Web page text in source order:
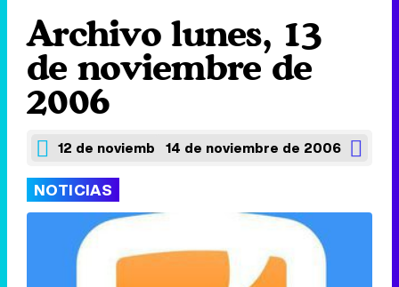
Archivo lunes, 13
de noviembre de
2006
12 de noviembre de 200614 de noviembre de 2006
NOTICIAS